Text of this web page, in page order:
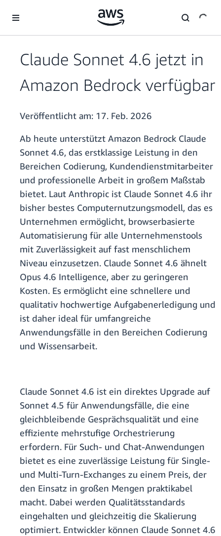
Überspringen zum Hauptinhalt
Claude Sonnet 4.6 jetzt in
Amazon Bedrock verfügbar
Veröffentlicht am: 17. Feb. 2026
Ab heute unterstützt Amazon Bedrock Claude
Sonnet 4.6, das erstklassige Leistung in den
Bereichen Codierung, Kundendienstmitarbeiter
und professionelle Arbeit in großem Maßstab
bietet. Laut Anthropic ist Claude Sonnet 4.6 ihr
bisher bestes Computernutzungsmodell, das es
Unternehmen ermöglicht, browserbasierte
Automatisierung für alle Unternehmenstools
mit Zuverlässigkeit auf fast menschlichem
Niveau einzusetzen. Claude Sonnet 4.6 ähnelt
Opus 4.6 Intelligence, aber zu geringeren
Kosten. Es ermöglicht eine schnellere und
qualitativ hochwertige Aufgabenerledigung und
ist daher ideal für umfangreiche
Anwendungsfälle in den Bereichen Codierung
und Wissensarbeit.
Claude Sonnet 4.6 ist ein direktes Upgrade auf
Sonnet 4.5 für Anwendungsfälle, die eine
gleichbleibende Gesprächsqualität und eine
effiziente mehrstufige Orchestrierung
erfordern. Für Such- und Chat-Anwendungen
bietet es eine zuverlässige Leistung für Single-
und Multi-Turn-Exchanges zu einem Preis, der
den Einsatz in großen Mengen praktikabel
macht. Dabei werden Qualitätsstandards
eingehalten und gleichzeitig die Skalierung
optimiert. Entwickler können Claude Sonnet 4.6